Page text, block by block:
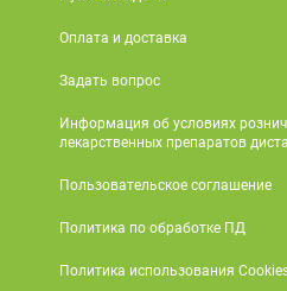
Оплата и доставка
Задать вопрос
Информация об условиях
лекарственных препаратов
Пользовательское соглашение
Политика по обработке ПД
Политика использования